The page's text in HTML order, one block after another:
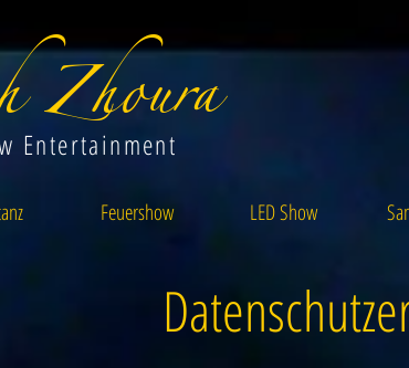
Entertainment
Feuershow LED Show